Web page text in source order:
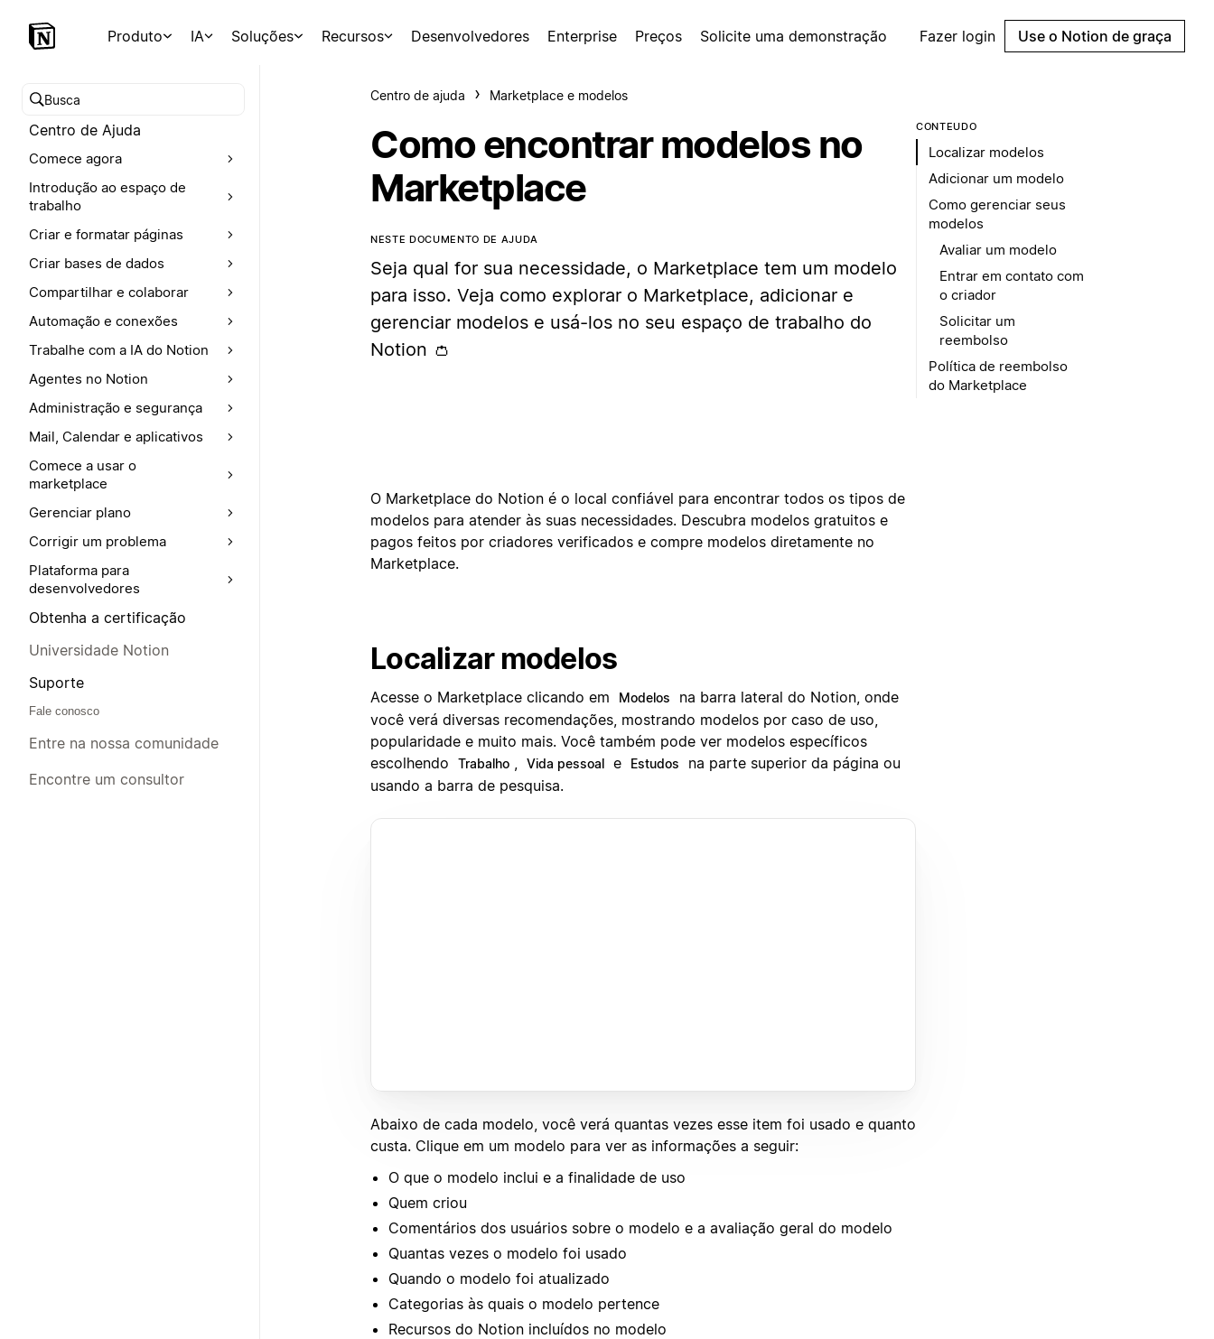
Produto IA Soluções Recursos Desenvolvedores Enterprise Preços Solicite uma demonstração Fazer login Use o Notion de graça
Buscar no Centro de Ajuda
Centro de Ajuda
Comece agora
Introdução ao espaço de
trabalho
Criar e formatar páginas
Criar bases de dados
Compartilhar e colaborar
Automação e conexões
Trabalhe com a IA do Notion
Agentes no Notion
Administração e segurança
Mail, Calendar e aplicativos
Comece a usar o
marketplace
Gerenciar plano
Corrigir um problema
Plataforma para
desenvolvedores
Obtenha a certificação
Universidade Notion
Suporte
Fale conosco
Entre na nossa comunidade
Encontre um consultor
Centro de ajuda Marketplace e modelos
Como encontrar modelos no
Marketplace
NESTE DOCUMENTO DE AJUDA
Seja qual for sua necessidade, o Marketplace tem um modelo
para isso. Veja como explorar o Marketplace, adicionar e
gerenciar modelos e usá-los no seu espaço de trabalho do
Notion 👛
O Marketplace do Notion é o local confiável para encontrar todos os tipos de
modelos para atender às suas necessidades. Descubra modelos gratuitos e
pagos feitos por criadores verificados e compre modelos diretamente no
Marketplace.
Localizar modelos
Acesse o Marketplace clicando em Modelos
na barra lateral do Notion, onde
você verá diversas recomendações, mostrando modelos por caso de uso,
popularidade e muito mais. Você também pode ver modelos específicos
escolhendo
Trabalho , Vida pessoal e Estudos
na parte superior da página ou
usando a barra de pesquisa.
Abaixo de cada modelo, você verá quantas vezes esse item foi usado e quanto
custa. Clique em um modelo para ver as informações a seguir:
O que o modelo inclui e a finalidade de uso
Quem criou
Comentários dos usuários sobre o modelo e a avaliação geral do modelo
Quantas vezes o modelo foi usado
Quando o modelo foi atualizado
Categorias às quais o modelo pertence
Recursos do Notion incluídos no modelo
CONTEÚDO
Localizar modelos
Adicionar um modelo
Como gerenciar seus
modelos
Avaliar um modelo
Entrar em contato com
o criador
Solicitar um
reembolso
Política de reembolso
do Marketplace